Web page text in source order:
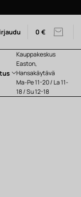
0 €
Kauppakeskus
Easton,
Hansakäytävä
Ma-Pe 11-20 / La 11-
18 / Su 12-18